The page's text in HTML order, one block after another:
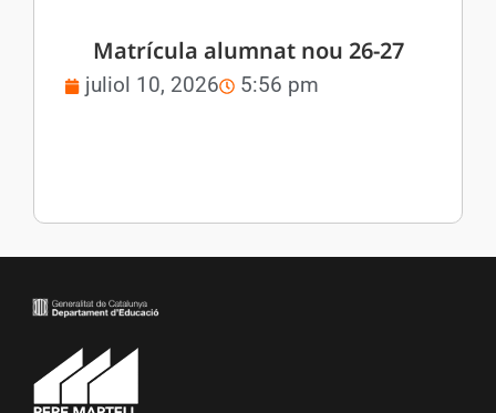
Matrícula alumnat nou 26-27
juliol 10, 2026 5:56 pm